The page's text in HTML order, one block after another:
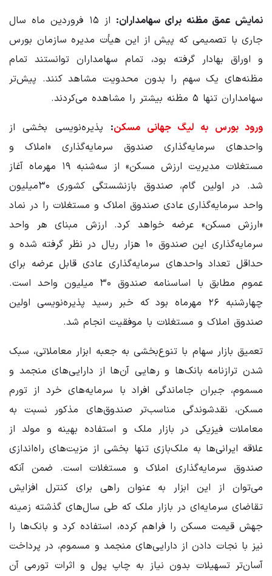
نمایش عمق مظنه برای سهامداران:
از ۱۵ فروردین ماه سال
جاری با تصمیمی که پیش از این هیأت مدیره سازمان بورس
و اوراق بهادار گرفته بود، تمام سهامداران توانستند تمام
مظنه‌های یک سهم را بدون محدویت مشاهد کنند. پیش‌تر
سهامداران تنها ۵ مظنه بیشتر را مشاهده می‌کردند.
ورود بورس به لیگ جهانی مسکن: پذیره‌نویسی بخشی از
واحدهای سرمایه‌گذاری صندوق سرمایه‌گذاری «املاک و
مستغلات مدیریت ارزش مسکن» از سه‌شنبه ۱۹ مهرماه آغاز
شد. در اولین گام، صندوق بازنشستگی کشوری ۳۰میلیون
واحد سرمایه‌گذاری عادی صندوق املاک و مستغلات را در نماد
«ارزش مسکن» عرضه خواهد کرد. ارزش مبنای هر واحد
سرمایه‌گذاری این صندوق ۱۰ هزار ریال در نظر گرفته شده و
حداقل تعداد واحدهای سرمایه‌گذاری عادی قابل عرضه برای
عموم مطابق با اساسنامه صندوق ۳۰ میلیون واحد است.
چهارشنبه ۲۶ مهرماه بود که خبر رسید پذیره‌نویسی اولین
صندوق املاک و مستغلات با موفقیت انجام شد.
تعمیق بازار سهام با تنوع‌بخشی به جعبه ابزار معاملاتی، سبک
شدن ترازنامه بانک‌ها و رهایی آن‌ها از دارایی‌های منجمد و
مسموم، جبران جاماندگی افراد با سرمایه‌های خرد از تورم
مسکن، نقدشوندگی مناسب‌تر صندوق‌های مذکور نسبت به
معاملات فیزیکی در بازار ملک و استفاده بهینه و مولد از
علاقه ایرانی‌ها به ملک‌بازی تنها بخشی از مزیت‌های راه‌اندازی
صندوق‌ سرمایه‌گذاری املاک و مستغلات است. ضمن آنکه
می‌توان از این ابزار به عنوان راهی برای کنترل افزایش
تقاضای سرمایه‌ای در بازار ملک که طی سال‌های گذشته زمینه
جهش قیمت مسکن را فراهم کرده، استفاده کرد و بانک‌ها را
نیز با نجات دادن از دارایی‌های منجمد و مسموم، در پرداخت
آسان‌تر تسهیلات بدون نیاز به چاپ پول و اثرات تورمی آن